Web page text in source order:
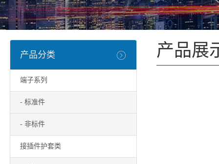
产品分类
端子系列
- 标准件
- 非标件
接插件护套类
产品展